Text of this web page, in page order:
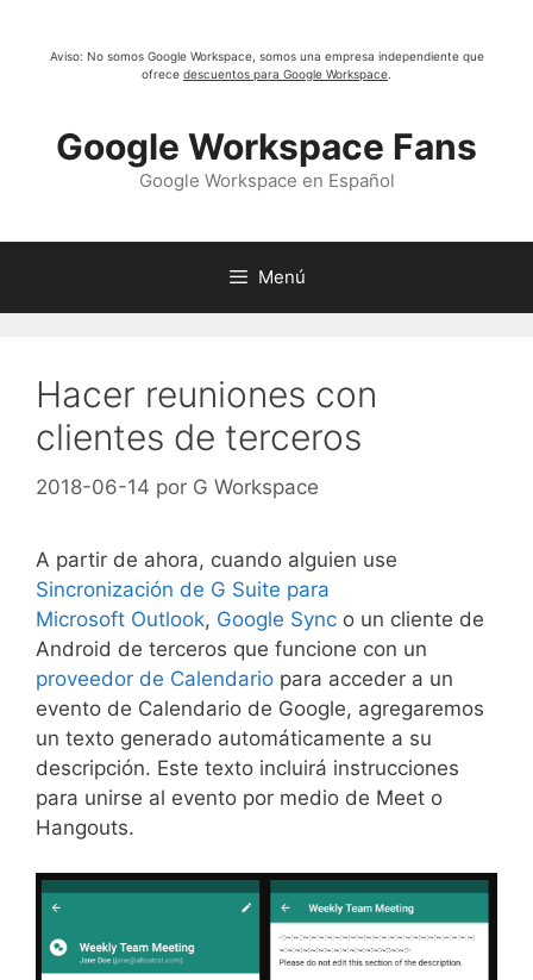
Aviso: No somos Google Workspace, somos una empresa independiente que
ofrece descuentos para Google Workspace
Google Workspace Fans
Google Workspace en Español
Menú
Hacer reuniones con
clientes de terceros
2018-06-14 por G Workspace
A partir de ahora, cuando alguien use
Sincronización de G Suite para
Microsoft Outlook, Google Sync o un cliente de
Android de terceros que funcione con un
proveedor de Calendario para acceder a un
evento de Calendario de Google, agregaremos
un texto generado automáticamente a su
descripción. Este texto incluirá instrucciones
para unirse al evento por medio de Meet o
Hangouts.